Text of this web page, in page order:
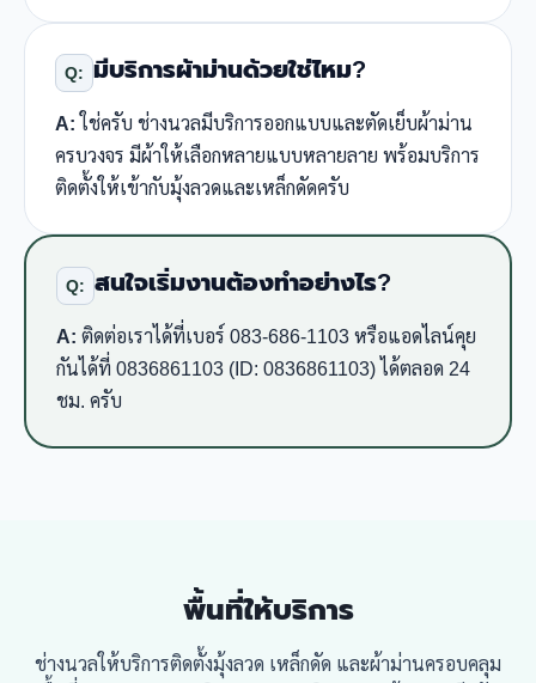
Q: มีบริการผ้าม่านด้วยใช่ไหม?
A:ใช่ครับ ช่างนวลมีบริการออกแบบและตัดเย็บผ้าม่าน
ครบวงจร มีผ้าให้เลือกหลายแบบหลายลาย พร้อมบริการ
ติดตั้งให้เข้ากับมุ้งลวดและเหล็กดัดครับ
Q: สนใจเริ่มงานต้องทำอย่างไร?
A: ติดต่อเราได้ที่เบอร์ 083-686-1103 หรือแอดไลน์คุย
กันได้ที่ 0836861103 (ID: 0836861103) ได้ตลอด 24
ชม. ครับ
พื้นที่ให้บริการ
ช่างนวลให้บริการติดตั้งมุ้งลวด เหล็กดัด และผ้าม่านครอบคลุม